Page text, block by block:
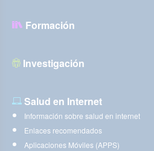
Formación
Investigación
Salud en Internet
Información sobre salud en internet
Enlaces recomendados
Aplicaciones Móviles (APPS)